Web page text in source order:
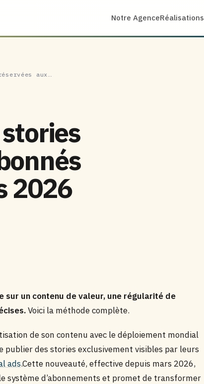
Notre AgenceRéalisations
aux…
2026
sur un contenu de valeur, une régularité de
Voici la méthode complète.
de son contenu avec le déploiement mondial
des stories exclusivement visibles par leurs
ads.Cette nouveauté, effective depuis mars 2026,
système d’abonnements et promet de transformer